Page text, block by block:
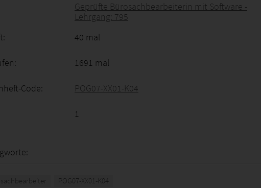
Geprüfte Bürosachbearbeiterin mit Software -
Lehrgang: 795
40 mal
1691 mal
Code: POG07-XX01-K04
1
POG07-XX01-K04